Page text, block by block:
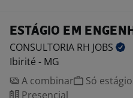
ESTÁGIO EM
CONSULTORIA RH JOBS
Ibirité - MG
A combinar
Só
Presencial